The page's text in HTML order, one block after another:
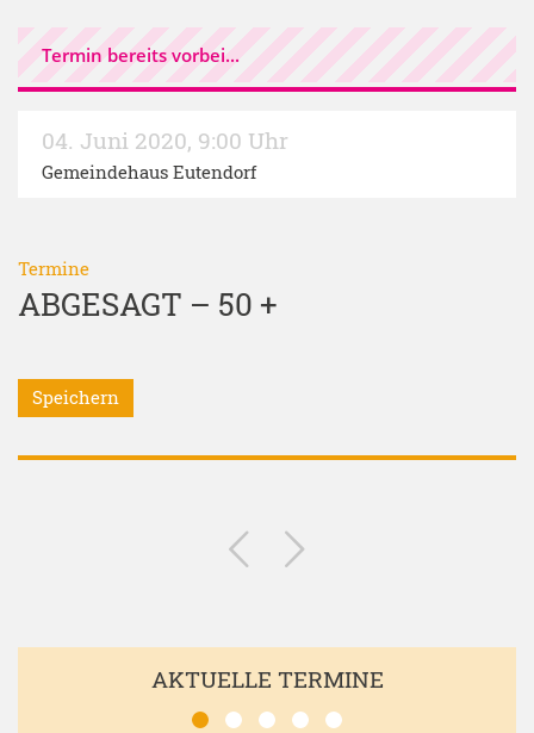
Termin bereits vorbei...
04. Juni 2020, 9:00 Uhr
Gemeindehaus Eutendorf
Termine
ABGESAGT – 50 +
Speichern
AKTUELLE TERMINE